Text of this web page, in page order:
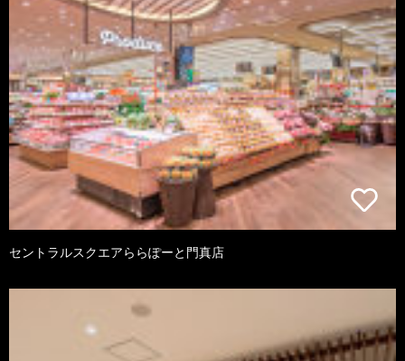
セントラルスクエアららぽーと門真店